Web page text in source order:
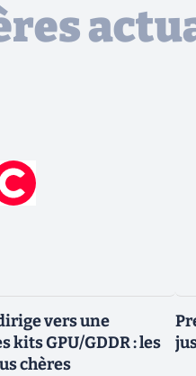
vers une
kits GPU/GDDR : les
chères